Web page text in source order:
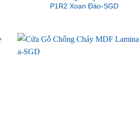
P1R2 Xoan Đào-SGD